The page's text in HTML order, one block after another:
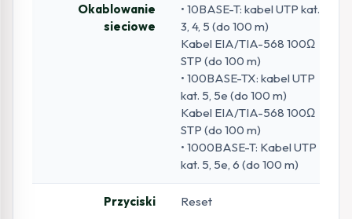
Okablowanie
sieciowe
• 10BASE-T: kabel UTP kat.
3, 4, 5 (do 100 m)
Kabel EIA/TIA-568 100Ω
STP (do 100 m)
• 100BASE-TX: kabel UTP
kat. 5, 5e (do 100 m)
Kabel EIA/TIA-568 100Ω
STP (do 100 m)
• 1000BASE-T: Kabel UTP
kat. 5, 5e, 6 (do 100 m)
Przyciski Reset